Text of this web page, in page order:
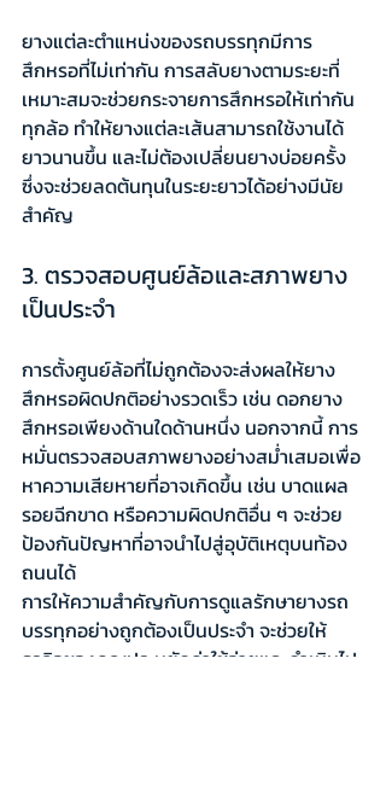
ยางแต่ละตำแหน่งของรถบรรทุกมีการ
สึกหรอที่ไม่เท่ากัน การสลับยางตามระยะที่
เหมาะสมจะช่วยกระจายการสึกหรอให้เท่ากัน
ทุกล้อ ทำให้ยางแต่ละเส้นสามารถใช้งานได้
ยาวนานขึ้น และไม่ต้องเปลี่ยนยางบ่อยครั้ง
ซึ่งจะช่วยลดต้นทุนในระยะยาวได้อย่างมีนัย
สำคัญ
3. ตรวจสอบศูนย์ล้อและสภาพยาง
เป็นประจำ
การตั้งศูนย์ล้อที่ไม่ถูกต้องจะส่งผลให้ยาง
สึกหรอผิดปกติอย่างรวดเร็ว เช่น ดอกยาง
สึกหรอเพียงด้านใดด้านหนึ่ง นอกจากนี้ การ
หมั่นตรวจสอบสภาพยางอย่างสม่ำเสมอเพื่อ
หาความเสียหายที่อาจเกิดขึ้น เช่น บาดแผล
รอยฉีกขาด หรือความผิดปกติอื่น ๆ จะช่วย
ป้องกันปัญหาที่อาจนำไปสู่อุบัติเหตุบนท้อง
ถนนได้
การให้ความสำคัญกับการดูแลรักษายางรถ
บรรทุกอย่างถูกต้องเป็นประจำ จะช่วยให้
ธุรกิจของคุณประหยัดค่าใช้จ่ายและดำเนินไป